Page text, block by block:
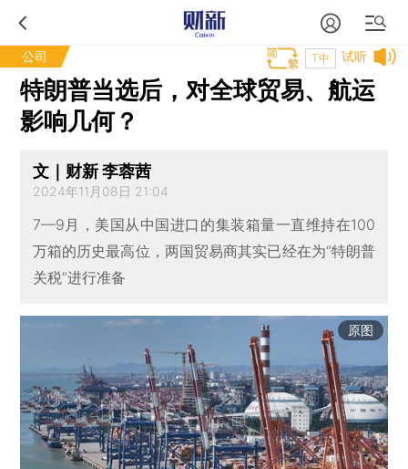
公司 试听
T中
特朗普当选后，对全球贸易、航运
影响几何？
文｜财新 李蓉茜
2024年11月08日 21:04
7—9月，美国从中国进口的集装箱量一直维持在100
万箱的历史最高位，两国贸易商其实已经在为“特朗普
关税”进行准备
原图